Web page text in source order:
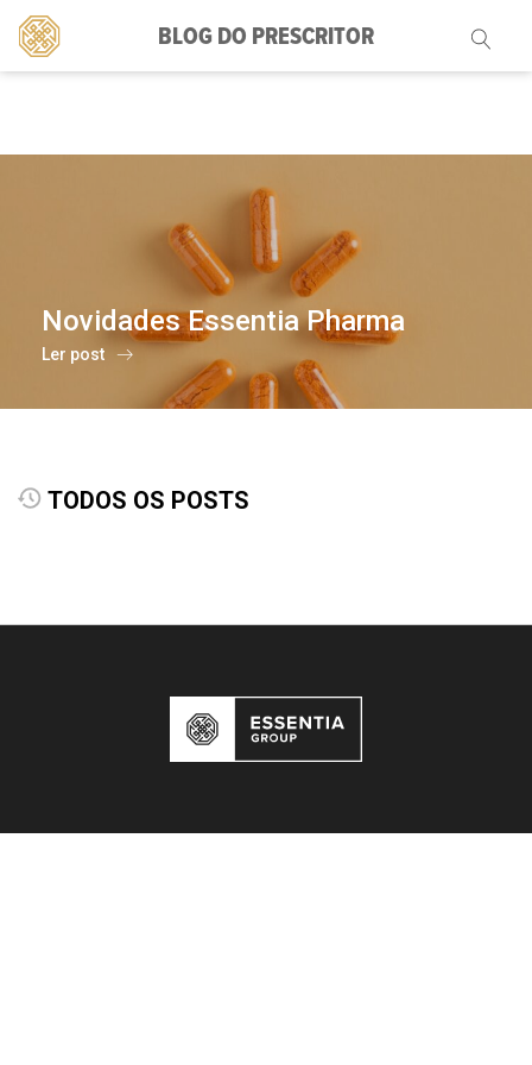
BLOG DO PRESCRITOR
Pesquisar
por:
Novidades Essentia Pharma
Ler post
TODOS OS POSTS